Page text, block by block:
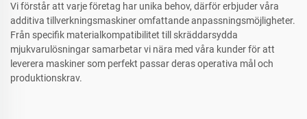
Vi förstår att varje företag har unika behov, därför erbjuder våra
additiva tillverkningsmaskiner omfattande anpassningsmöjligheter.
Från specifik materialkompatibilitet till skräddarsydda
mjukvarulösningar samarbetar vi nära med våra kunder för att
leverera maskiner som perfekt passar deras operativa mål och
produktionskrav.